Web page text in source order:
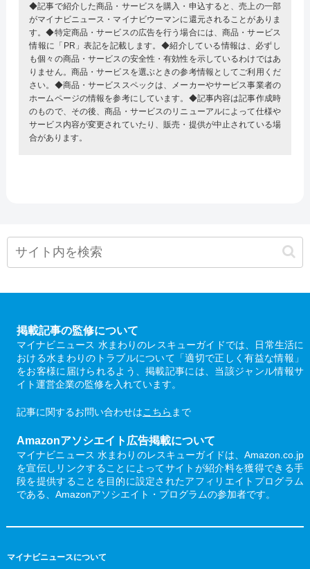
◆記事で紹介した商品・サービスを購入・申込すると、売上の一部
がマイナビニュース・マイナビウーマンに還元されることがありま
す。◆特定商品・サービスの広告を行う場合には、商品・サービス
情報に「PR」表記を記載します。◆紹介している情報は、必ずし
も個々の商品・サービスの安全性・有効性を示しているわけではあ
りません。商品・サービスを選ぶときの参考情報としてご利用くだ
さい。◆商品・サービススペックは、メーカーやサービス事業者の
ホームページの情報を参考にしています。◆記事内容は記事作成時
のもので、その後、商品・サービスのリニューアルによって仕様や
サービス内容が変更されていたり、販売・提供が中止されている場
合があります。
掲載記事の監修について
マイナビニュース 水まわりのレスキューガイドでは、日常生活に
おける水まわりのトラブルについて「適切で正しく有益な情報」
をお客様に届けられるよう、掲載記事には、当該ジャンル情報サ
イト運営企業の監修を入れています。
記事に関するお問い合わせはこちら まで
Amazonアソシエイト広告掲載について
マイナビニュース 水まわりのレスキューガイドは、Amazon.co.jp
を宣伝しリンクすることによってサイトが紹介料を獲得できる手
段を提供することを目的に設定されたアフィリエイトプログラム
である、Amazonアソシエイト・プログラムの参加者です。
マイナビニュースについて